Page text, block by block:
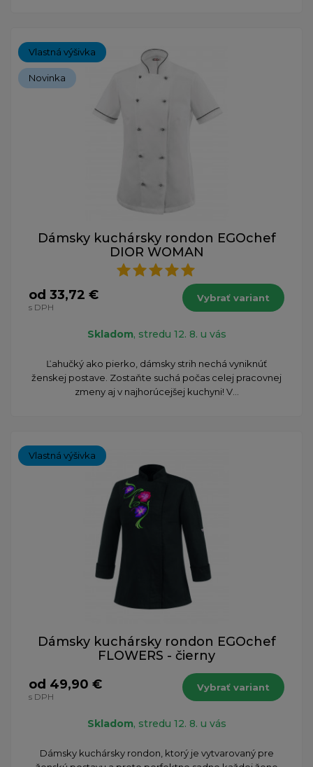
Vlastná výšivka
Novinka
Dámsky kuchársky rondon EGOchef
DIOR WOMAN
od 33,72 €
s DPH
Vybrať variant
Skladom, stredu 12. 8. u vás
Ľahučký ako pierko, dámsky strih nechá vyniknúť
ženskej postave. Zostaňte suchá počas celej pracovnej
zmeny aj v najhorúcejšej kuchyni! V...
Vlastná výšivka
Dámsky kuchársky rondon EGOchef
FLOWERS - čierny
od 49,90 €
s DPH
Vybrať variant
Skladom, stredu 12. 8. u vás
Dámsky kuchársky rondon, ktorý je vytvarovaný pre